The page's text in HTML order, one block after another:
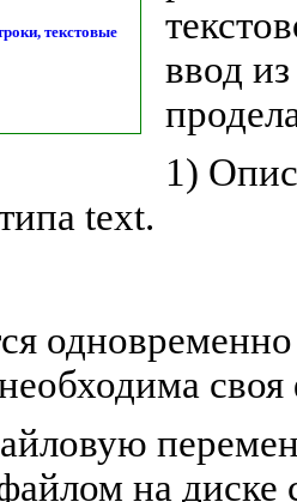
текстовые
ввод
1)
text.
на